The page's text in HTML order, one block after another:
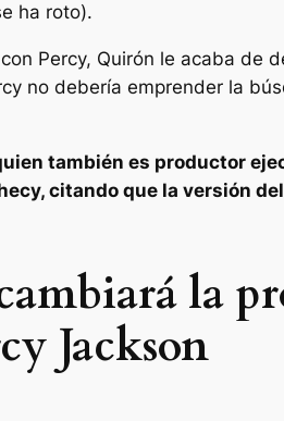
ha roto).
Percy, Quirón le acaba de
no debería emprender la
también es productor
citando que la versión
la
Jackson